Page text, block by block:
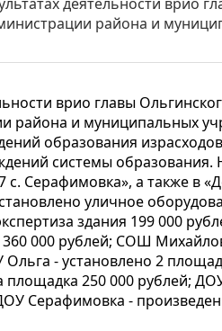
района и
врио главы
района и муниципальных
образования
системы образования.
с. Серафимовка», а также в
уличное
здания 199 000
000 рублей; СОШ
Ольга - установлено 2
площадка 250 000 рублей;
Серафимовка -